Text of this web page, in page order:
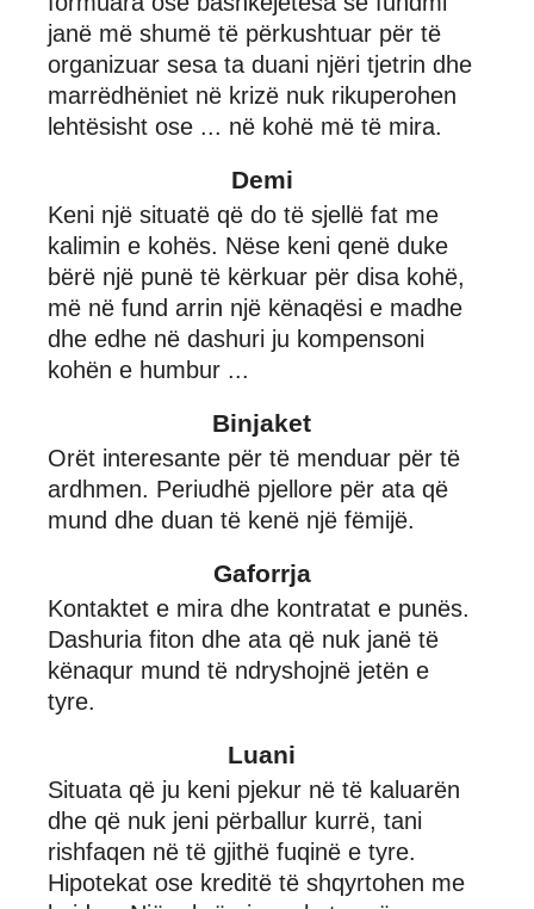
janë më shumë të përkushtuar për të
organizuar sesa ta duani njëri tjetrin dhe
marrëdhëniet në krizë nuk rikuperohen
lehtësisht ose ... në kohë më të mira.
Demi
Keni një situatë që do të sjellë fat me
kalimin e kohës. Nëse keni qenë duke
bërë një punë të kërkuar për disa kohë,
më në fund arrin një kënaqësi e madhe
dhe edhe në dashuri ju kompensoni
kohën e humbur ...
Binjaket
Orët interesante për të menduar për të
ardhmen. Periudhë pjellore për ata që
mund dhe duan të kenë një fëmijë.
Gaforrja
Kontaktet e mira dhe kontratat e punës.
Dashuria fiton dhe ata që nuk janë të
kënaqur mund të ndryshojnë jetën e
tyre.
Luani
Situata që ju keni pjekur në të kaluarën
dhe që nuk jeni përballur kurrë, tani
rishfaqen në të gjithë fuqinë e tyre.
Hipotekat ose kreditë të shqyrtohen me